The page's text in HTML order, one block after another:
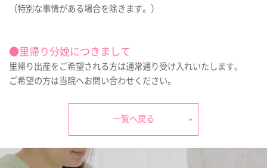
（特別な事情がある場合を除きます。）
●里帰り分娩につきまして
里帰り出産をご希望される方は通常通り受け入れいたします。
ご希望の方は当院へお問い合わせください。
一覧へ戻る